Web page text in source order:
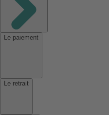
Le paiement
Le retrait